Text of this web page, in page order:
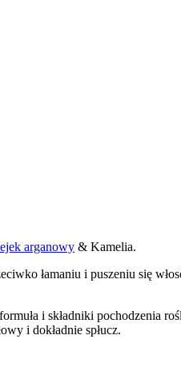
arganowy & Kamelia.
łamaniu i puszeniu się
i składniki pochodzenia
i dokładnie spłucz.